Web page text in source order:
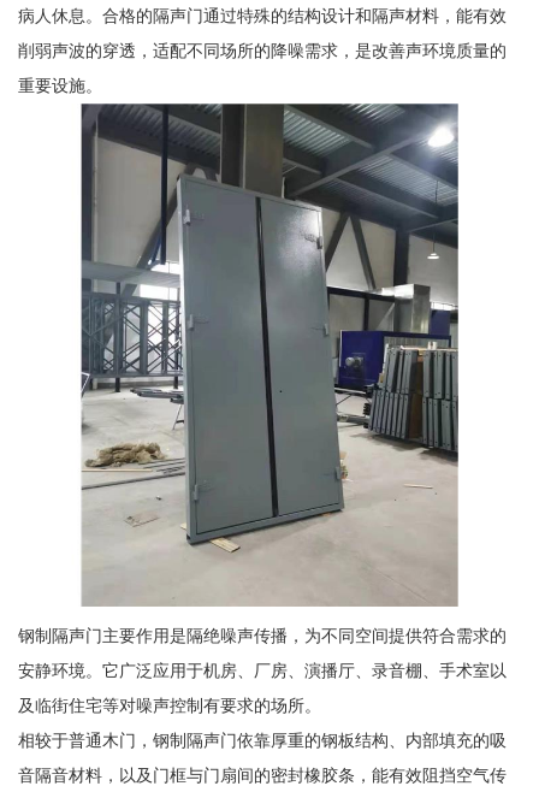
病人休息。合格的隔声门通过特殊的结构设计和隔声材料，能有效
削弱声波的穿透，适配不同场所的降噪需求，是改善声环境质量的
重要设施。
钢制隔声门主要作用是隔绝噪声传播，为不同空间提供符合需求的
安静环境。它广泛应用于机房、厂房、演播厅、录音棚、手术室以
及临街住宅等对噪声控制有要求的场所。
相较于普通木门，钢制隔声门依靠厚重的钢板结构、内部填充的吸
音隔音材料，以及门框与门扇间的密封橡胶条，能有效阻挡空气传